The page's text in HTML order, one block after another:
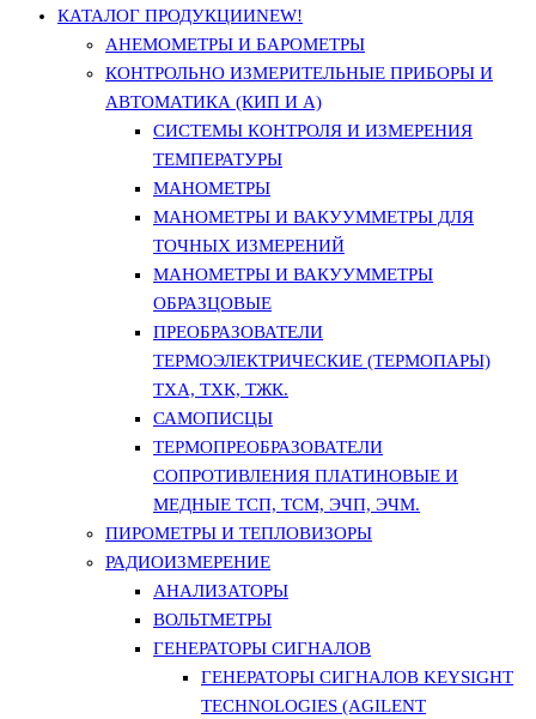
КАТАЛОГ ПРОДУКЦИИNEW!
АНЕМОМЕТРЫ И БАРОМЕТРЫ
КОНТРОЛЬНО ИЗМЕРИТЕЛЬНЫЕ ПРИБОРЫ И
АВТОМАТИКА (КИП И А)
СИСТЕМЫ КОНТРОЛЯ И ИЗМЕРЕНИЯ
ТЕМПЕРАТУРЫ
МАНОМЕТРЫ
МАНОМЕТРЫ И ВАКУУММЕТРЫ ДЛЯ
ТОЧНЫХ ИЗМЕРЕНИЙ
МАНОМЕТРЫ И ВАКУУММЕТРЫ
ОБРАЗЦОВЫЕ
ПРЕОБРАЗОВАТЕЛИ
ТЕРМОЭЛЕКТРИЧЕСКИЕ (ТЕРМОПАРЫ)
ТХА, ТХК, ТЖК.
САМОПИСЦЫ
ТЕРМОПРЕОБРАЗОВАТЕЛИ
СОПРОТИВЛЕНИЯ ПЛАТИНОВЫЕ И
МЕДНЫЕ ТСП, ТСМ, ЭЧП, ЭЧМ.
ПИРОМЕТРЫ И ТЕПЛОВИЗОРЫ
РАДИОИЗМЕРЕНИЕ
АНАЛИЗАТОРЫ
ВОЛЬТМЕТРЫ
ГЕНЕРАТОРЫ СИГНАЛОВ
ГЕНЕРАТОРЫ СИГНАЛОВ KEYSIGHT
TECHNOLOGIES (AGILENT